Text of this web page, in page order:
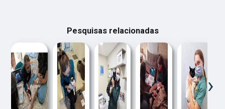
Pesquisas relacionadas
‹ ›